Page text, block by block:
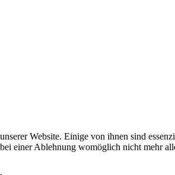
Website. Einige von ihnen sind
einer Ablehnung womöglich nicht mehr